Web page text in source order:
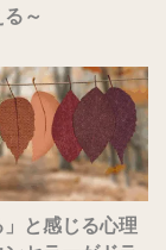
る～
」と感じる心理